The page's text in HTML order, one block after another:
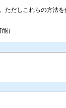
だしこれらの方法
）